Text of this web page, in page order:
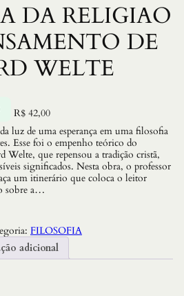
DA RELIGIAO
DE
WELTE
R$ 42,00
luz de uma esperança em uma filosofia
Esse foi o empenho teórico do
Welte, que repensou a tradição cristã,
significados. Nesta obra, o professor
um itinerário que coloca o leitor
sobre a…
FILOSOFIA
adicional